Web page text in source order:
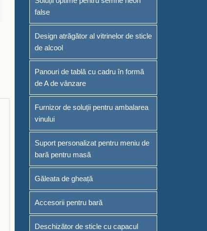
false
Design atrăgător al vitrinelor de sticle
de alcool
Panouri de tablă cu cadru în formă
de A de vânzare
Furnizor de soluții pentru ambalarea
vinului
Suport personalizat pentru meniu de
bară pentru masă
Găleata de gheață
Accesorii pentru bară
Deschizător de sticle cu capacul